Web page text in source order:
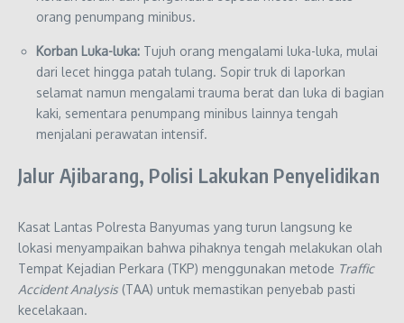
orang penumpang minibus.
Korban Luka-luka: Tujuh orang mengalami luka-luka, mulai
dari lecet hingga patah tulang. Sopir truk di laporkan
selamat namun mengalami trauma berat dan luka di bagian
kaki, sementara penumpang minibus lainnya tengah
menjalani perawatan intensif.
Jalur Ajibarang, Polisi Lakukan Penyelidikan
Kasat Lantas Polresta Banyumas yang turun langsung ke
lokasi menyampaikan bahwa pihaknya tengah melakukan olah
Tempat Kejadian Perkara (TKP) menggunakan metode Traffic
Accident Analysis (TAA) untuk memastikan penyebab pasti
kecelakaan.